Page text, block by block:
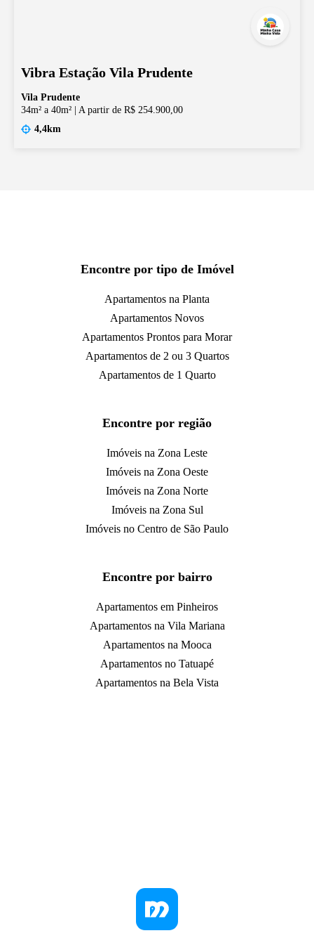
Vibra Estação Vila Prudente
Vila Prudente
34m² a 40m²
A partir de R$ 254.900,00
4,4km
Encontre por tipo de Imóvel
Apartamentos na Planta
Apartamentos Novos
Apartamentos Prontos para Morar
Apartamentos de 2 ou 3 Quartos
Apartamentos de 1 Quarto
Encontre por região
Imóveis na Zona Leste
Imóveis na Zona Oeste
Imóveis na Zona Norte
Imóveis na Zona Sul
Imóveis no Centro de São Paulo
Encontre por bairro
Apartamentos em Pinheiros
Apartamentos na Vila Mariana
Apartamentos na Mooca
Apartamentos no Tatuapé
Apartamentos na Bela Vista